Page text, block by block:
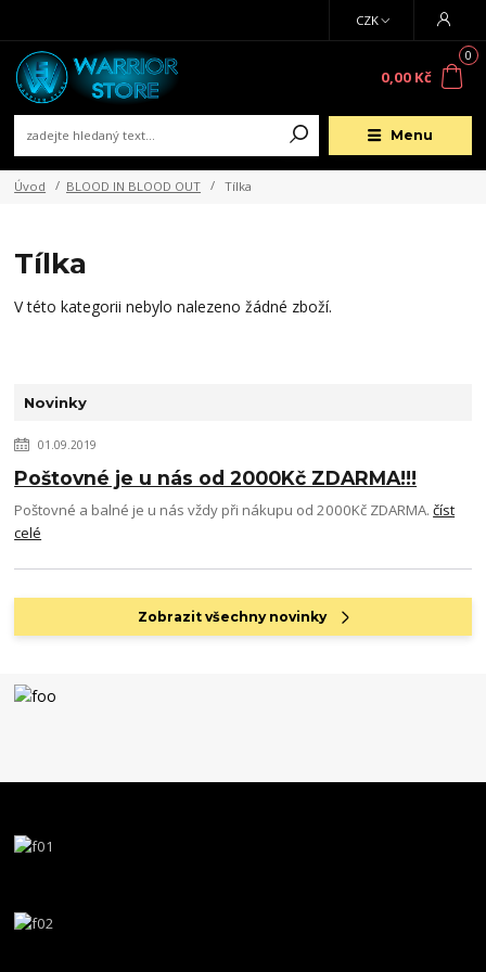
Menu
CZK
0
0,00 Kč
Úvod BLOOD IN BLOOD OUT Tílka
Tílka
V této kategorii nebylo nalezeno žádné zboží.
Novinky
01.09.2019
Poštovné je u nás od 2000Kč ZDARMA!!!
Poštovné a balné je u nás vždy při nákupu od 2000Kč ZDARMA.číst
celé
Zobrazit všechny novinky